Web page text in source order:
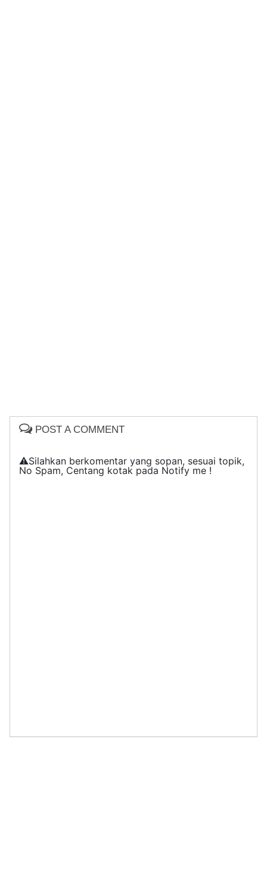
POST A COMMENT
⚠️Silahkan berkomentar yang sopan, sesuai topik,
No Spam, Centang kotak pada Notify me !